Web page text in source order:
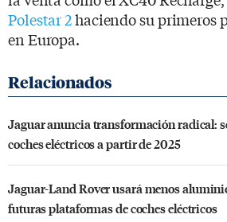
Polestar 2haciendo su primeros
en Europa.
Jaguar anuncia transformación radical:
coches eléctricos a partir de 2025
Jaguar-Land Rover usará menos
futuras plataformas de coches eléctricos